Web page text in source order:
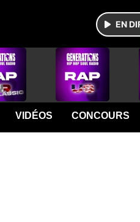
EN
VIDÉOS CONCOURS